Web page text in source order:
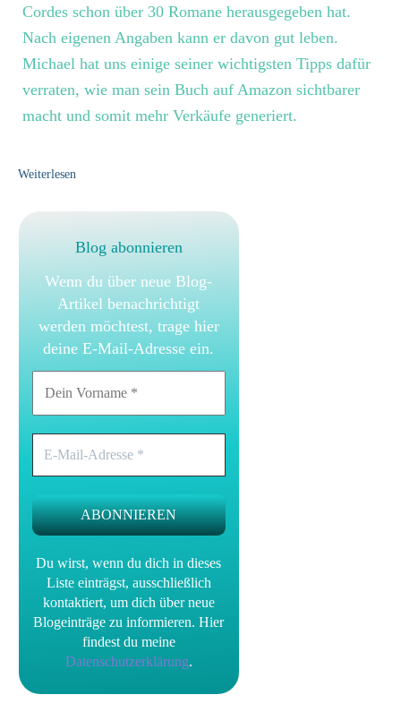
Cordes schon über 30 Romane herausgegeben hat.
Nach eigenen Angaben kann er davon gut leben.
Michael hat uns einige seiner wichtigsten Tipps dafür
verraten, wie man sein Buch auf Amazon sichtbarer
macht und somit mehr Verkäufe generiert.
Weiterlesen
Blog abonnieren
Wenn du über neue Blog-
Artikel benachrichtigt
werden möchtest, trage hier
deine E-Mail-Adresse ein.
Du wirst, wenn du dich in dieses
Liste einträgst, ausschließlich
kontaktiert, um dich über neue
Blogeinträge zu informieren.Hier
findest du meine
Datenschutzerklärung.